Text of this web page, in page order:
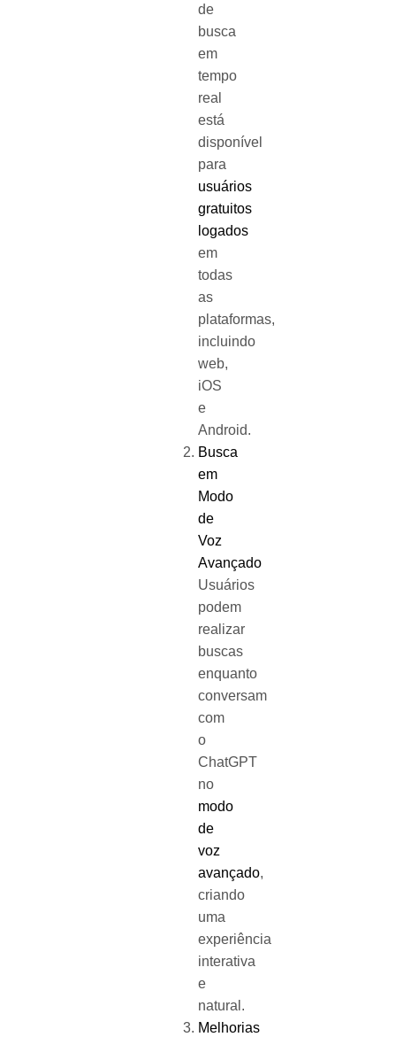
de
busca
em
tempo
real
está
disponível
para
usuários
gratuitos
logados
em
todas
as
plataformas,
incluindo
web,
iOS
e
Android.
Busca
em
Modo
de
Voz
Avançado
Usuários
podem
realizar
buscas
enquanto
conversam
com
o
ChatGPT
no
modo
de
voz
avançado,
criando
uma
experiência
interativa
e
natural.
Melhorias